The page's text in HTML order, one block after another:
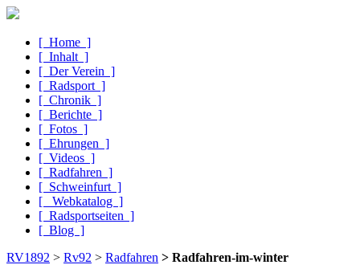
[ Home ]
[ Inhalt ]
[ Der Verein ]
[ Radsport ]
[ Chronik ]
[ Berichte ]
[ Fotos ]
[ Ehrungen ]
[ Videos ]
[ Radfahren ]
[ Schweinfurt ]
[ Webkatalog ]
[ Radsportseiten ]
[ Blog ]
RV1892 > Rv92 > Radfahren > Radfahren-im-winter